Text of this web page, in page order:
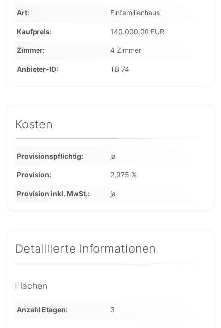
Art Einfamilienhaus
Kaufpreis 140.000,00 EUR
Zimmer 4 Zimmer
Anbieter-ID TB 74
Kosten
Provisionspflichtig ja
Provision 2,975 %
Provision inkl. MwSt. ja
Detaillierte Informationen
Flächen
Anzahl Etagen 3